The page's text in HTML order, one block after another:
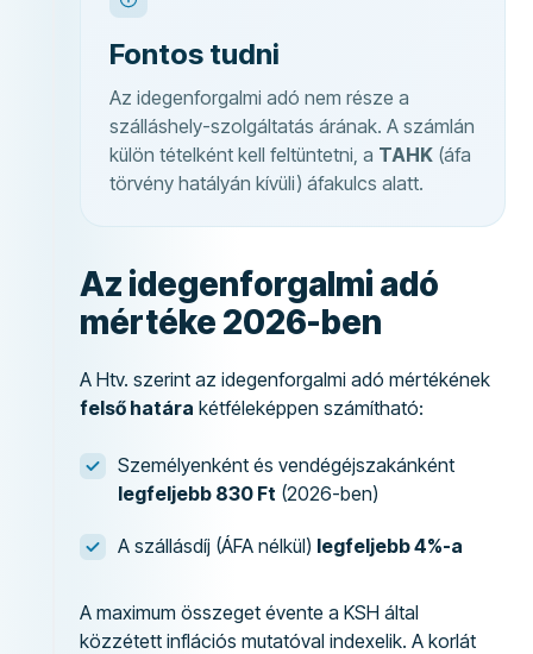
Fontos tudni
Az idegenforgalmi adó nem része a
szálláshely-szolgáltatás árának. A számlán
külön tételként kell feltüntetni, a TAHK (áfa
törvény hatályán kívüli) áfakulcs alatt.
Az idegenforgalmi adó
mértéke 2026-ben
A Htv. szerint az idegenforgalmi adó mértékének
felső határa kétféleképpen számítható:
Személyenként és vendégéjszakánként
legfeljebb 830 Ft (2026-ben)
A szállásdíj (ÁFA nélkül) legfeljebb 4%-a
A maximum összeget évente a KSH által
közzétett inflációs mutatóval indexelik. A korlát